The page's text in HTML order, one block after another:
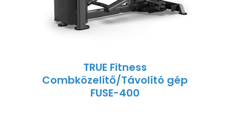
TRUE Fitness
Combközelítő/Távolító gép
FUSE-400